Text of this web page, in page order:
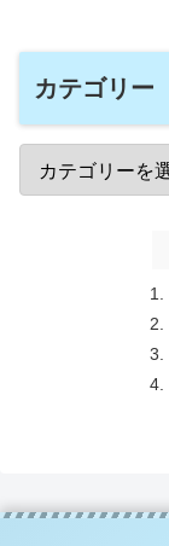
カテゴリー